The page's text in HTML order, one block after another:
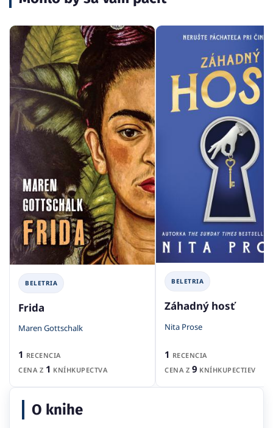
BELETRIA
Frida
Maren Gottschalk
1 RECENCIA
CENA Z 1 KNÍHKUPECTVA
BELETRIA
Záhadný hosť
Nita Prose
1 RECENCIA
CENA Z 9 KNÍHKUPECTIEV
O knihe